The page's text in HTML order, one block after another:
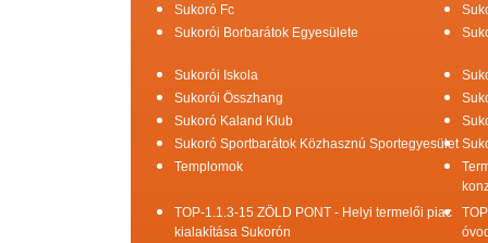
Sukoró Fc
Sukorói Borbarátok Egyesülete
Sukorói Iskola
Sukorói Összhang
Sukoró Kaland Klub
Sukoró Sportbarátok Közhasznú Sportegyesület
Templomok
TOP-1.1.3-15 ZÖLD PONT - Helyi termelői piac
kialakítása Sukorón